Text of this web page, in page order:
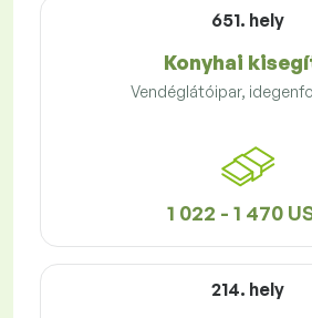
651. hely
Konyhai
Vendéglátóipar,
1 022 - 1 470
214. hely